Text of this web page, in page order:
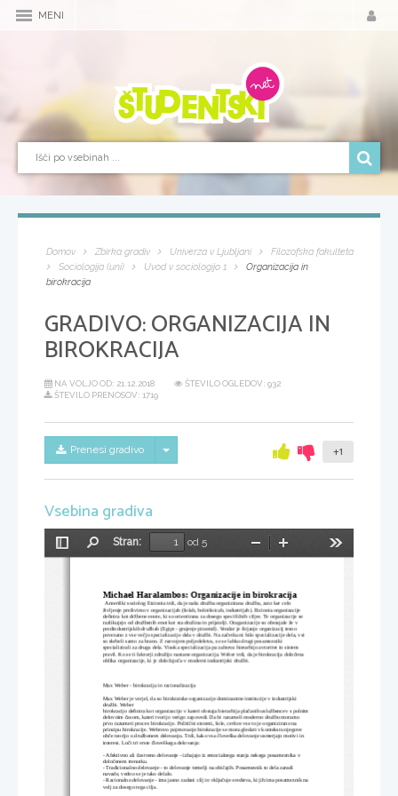
MENI
Domov Zbirka gradiv Univerza v Ljubljani
Filozofska fakulteta
Sociologija (uni)
Uvod v sociologijo 1
Organizacija in
birokracija
GRADIVO:ORGANIZACIJA IN
BIROKRACIJA
NA VOLJO OD: 21.12.2018
ŠTEVILO OGLEDOV: 932
ŠTEVILO PRENOSOV: 1719
Prenesi gradivo Skrij/prikaži meni +1
Vsebina gradiva
Preklopi
Stran:
od 5
Pomanjšaj
Michael Haralambos: Organizacije in birokracija
  Ameriški sociolog Etzionia trdi, da je naša družba organizirana družba, zato ker celo
življenje preživimo v organizacijah (šolah, bolnišnicah, industrijah). Etzionia organizacije
definira kot držbene enote, ki so orientirana za dosego specifičnih ciljev. Te organizacije se
razlikujejo od družbenih enot kot sta družina in prijatelji. Oraganizacije so obstajale že v
predindustrijskih družbah (Egipt - grajenje piramid). Vendar je širjanje organizacij tesno
povezano z vse večjo specializacijo dela v družbi. Na začetku ni bilo specializacije dela, vsi
so skrbeli samo za hrano. Z razvojem poljedelstva, so se lahko drugi posamezniki
specializirali za druga dela. Visoka specializacija pa zahteva hierarhijo avtoritet in sistem
pravil. Ko se ti faktorji združijo nastane organizacija. Weber trdi, da je birokracija določena
oblika organizacije, ki je določujoča v moderni industrijski družbi.
Max Weber - birokracija in racionalizacija
Max Weber je verjel, da so birokratske organizacije dominantne institucije v industrijski
družbi. Weber
birokracijo definira kot organizacijo v kateri obstaja hierarhija plačanih uslužbencev s polnim
delovnim časom, kateri tvorijo verigo zapovedi. Da bi razumeli moderno družbo moramo
prvo razumeti proces birokracije. Politični sistemi, šole, cerkve vse to je organizirano na
principu birokracije. Webrovo pojmovanje birokracije se mora gledati v kontekstu njegove
obče teorijo o družbenem delovanju. Trdi, kako vsa človeška delovanje usmerjajo motivi in
interesi. Loči tri vrste človeškega delovanja:
- Afektivno ali čustveno delovanje - izhajajo iz emocialnega stanja nekega posameznika v
določenem trenutku.
- Tradicionalno delovanje - to delovanje temelji na običajih. Posameznik to dela zaradi
navade, vedno se je tako delalo.
- Racionalno delovanje - ima jasno zadani cilj in vključuje sredstva, ki jih ima posameznik na
volj za dosego tega cilja.